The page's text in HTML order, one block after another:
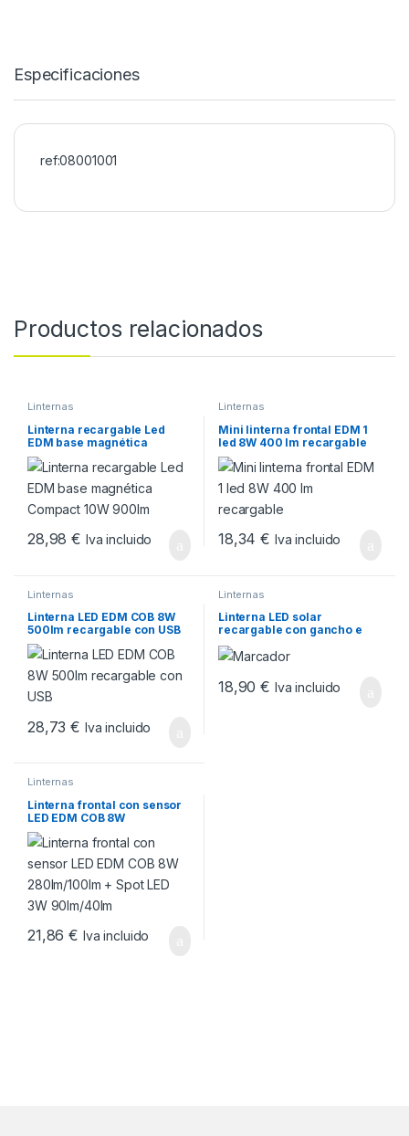
Especificaciones
ref:08001001
Productos relacionados
Linternas
Linterna recargable Led
EDM base magnética
Compact 10W 900lm
28,98€ Iva incluido
Linternas
Mini linterna frontal EDM 1
led 8W 400 lm recargable
18,34€ Iva incluido
Linternas
Linterna LED EDM COB 8W
500lm recargable con USB
28,73€ Iva incluido
Linternas
Linterna LED solar
recargable con gancho e
imán cob 10W 750lm EDM
18,90€ Iva incluido
Linternas
Linterna frontal con sensor
LED EDM COB 8W
280lm/100lm + Spot LED 3W
90lm/40lm
21,86€ Iva incluido